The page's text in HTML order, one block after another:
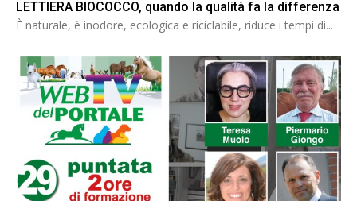
LETTIERA BIOCOCCO, quando la qualità fa la differenza
È naturale, è inodore, ecologica e riciclabile, riduce i tempi di...